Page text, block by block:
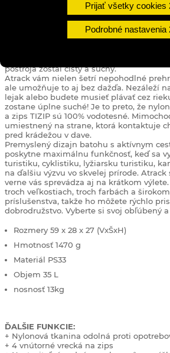
Prijať všetky cookies
Podrobné nastavenia
Každý, kto sa kedy potýkal s úlohou
položku v hlbinách batohu, bude milovať
Outdoorové batohy Atrack sa otvárajú
zjednodušuje logistiku balenia tým, že
postroja zostal čistý a suchý.
Atrack vám nielen šetrí nepohodlné
ale umožňuje to aj bez dažďa. Nezáleží
lejak alebo budete musieť plávať cez
zostane úplne suché! Je to preto, že
a zips TIZIP sú 100% vodotesné.
umiestnený na strane, ktorá kontaktuje
pred krádežou v dave.
Premyslený dizajn batohu s aktívnym
poskytne maximálnu funkčnosť, keď sa
turistiku, cyklistiku, lyžiarsku turistiku,
na ďalšiu výzvu vo skvelej prírode. Atrack
verne vás sprevádza aj na krátkom
troch veľkostiach, troch farbách a
príslušenstva, takže ho môžete rýchlo
dobrodružstvo. Vyberte si svoj obľúbený
Rozmery 59 x 28 x 27 (VxŠxH)
Hmotnosť 1470 g
Materiál PS33
Objem 35 L
nosnosť 13kg
ĎALŠIE FUNKCIE:
+ Nylonová tkanina odolná proti
+ 4 vnútorné vrecká na zips